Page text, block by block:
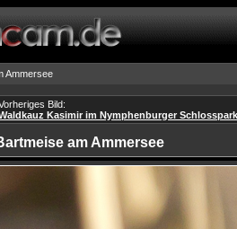
Ammersee
Bild:
Kasimir im Nymphenburger Schlosspark
am Ammersee